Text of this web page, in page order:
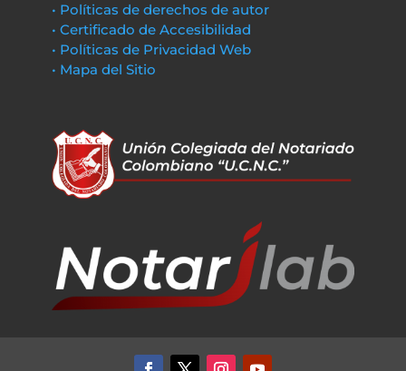
• Políticas de derechos de autor
• Certificado de Accesibilidad
• Políticas de Privacidad Web
• Mapa del Sitio